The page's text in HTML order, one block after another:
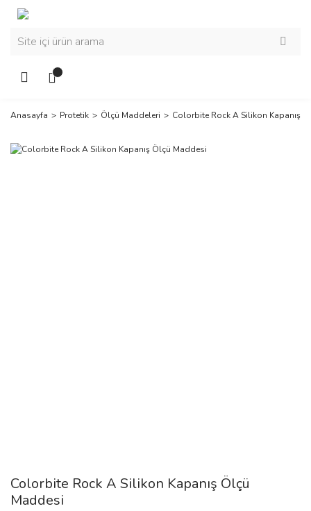
Anasayfa Protetik Ölçü Maddeleri Colorbite Rock A Silikon Kapanış
Colorbite Rock A Silikon Kapanış Ölçü
Maddesi